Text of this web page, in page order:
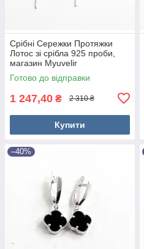
Срібні Сережки Протяжки
Лотос зі срібла 925 проби,
магазин Myuvelir
Готово до відправки
1 247,40 ₴ 2 310 ₴
Купити
–40%